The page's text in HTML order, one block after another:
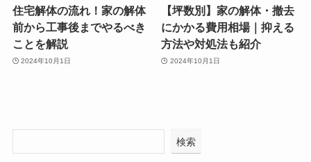
住宅解体の流れ！家の解体
前から工事後までやるべき
ことを解説
2024年10月1日
【坪数別】家の解体・撤去
にかかる費用相場｜抑える
方法や対処法も紹介
2024年10月1日
検索